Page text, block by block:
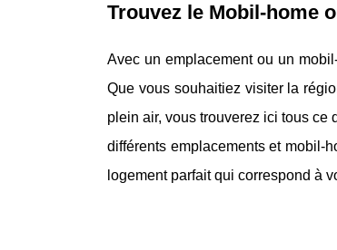
Trouvez le Mobil-home
Avec un emplacement ou un
Que vous souhaitiez visiter la
plein air, vous trouverez ici tous
différents emplacements et mobil-
logement parfait qui correspond à